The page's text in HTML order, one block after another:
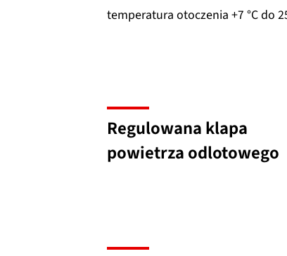
temperatura otoczenia +7 °C do
Regulowana klapa
powietrza odlotowego